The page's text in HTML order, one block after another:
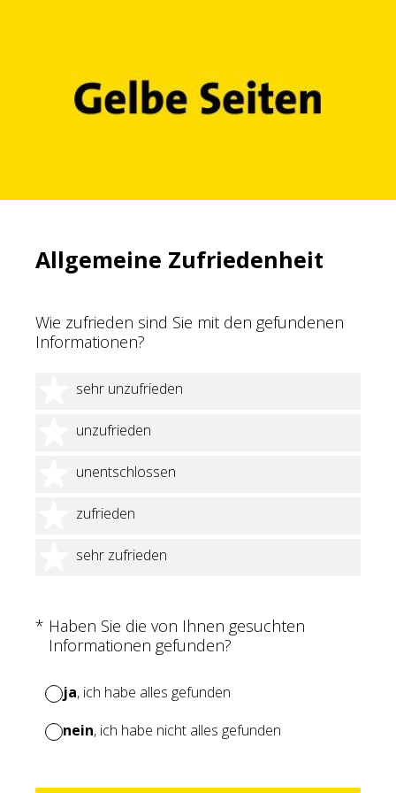
Allgemeine Zufriedenheit
Wie zufrieden sind Sie mit den gefundenen
Informationen?
sehr unzufrieden
1 Stern
unzufrieden
2 Sterne
unentschlossen
3 Sterne
zufrieden
4 Sterne
sehr zufrieden
5 Sterne
* Haben Sie die von Ihnen gesuchten
Informationen gefunden?
(Erforderlich.)
ja, ich habe alles gefunden
nein, ich habe nicht alles gefunden